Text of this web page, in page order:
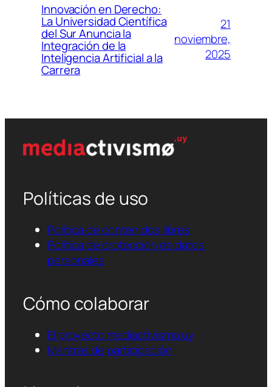
Innovación en Derecho:
La Universidad Científica
del Sur Anuncia la
Integración de la
Inteligencia Artificial a la
Carrera
21
noviembre,
2025
Políticas de uso
Política de contenidos libres
Política de protección de datos
personales
Cómo colaborar
El proyecto mediactivismo.uy
Mantras de participación